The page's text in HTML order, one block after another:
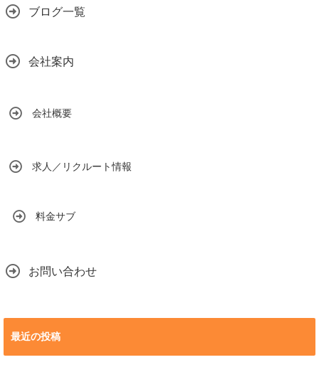
ブログ一覧
会社案内
会社概要
求人／リクルート情報
料金サブ
お問い合わせ
最近の投稿